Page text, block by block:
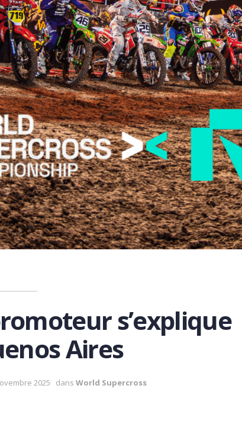
s’explique
Aires
2025 dans World Supercross